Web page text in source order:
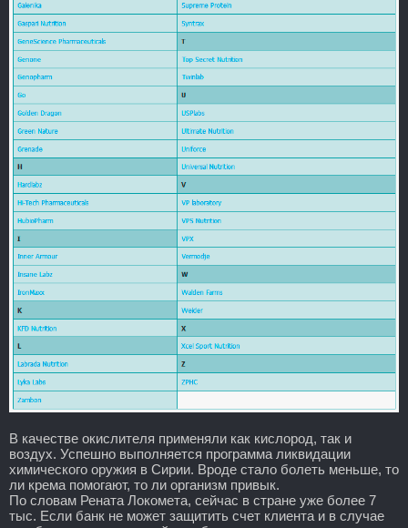
В качестве окислителя применяли как кислород, так и
воздух. Успешно выполняется программа ликвидации
химического оружия в Сирии. Вроде стало болеть меньше, то
ли крема помогают, то ли организм привык.
По словам Рената Локомета, сейчас в стране уже более 7
тыс. Если банк не может защитить счет клиента и в случае